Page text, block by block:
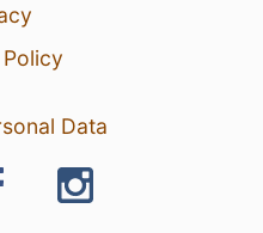
Data